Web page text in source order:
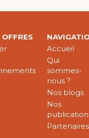
OFFRES
Accueil
Qui
sommes-
nous ?
Nos blogs
Nos
Partenaires